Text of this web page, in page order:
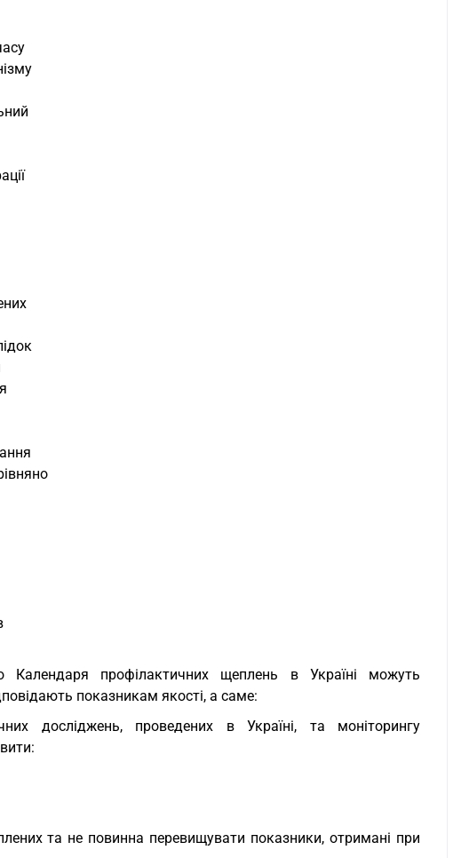
Календаря профілактичних щеплень в Україні можуть
показникам якості, а саме:
досліджень, проведених в Україні, та моніторингу
та не повинна перевищувати показники, отримані при